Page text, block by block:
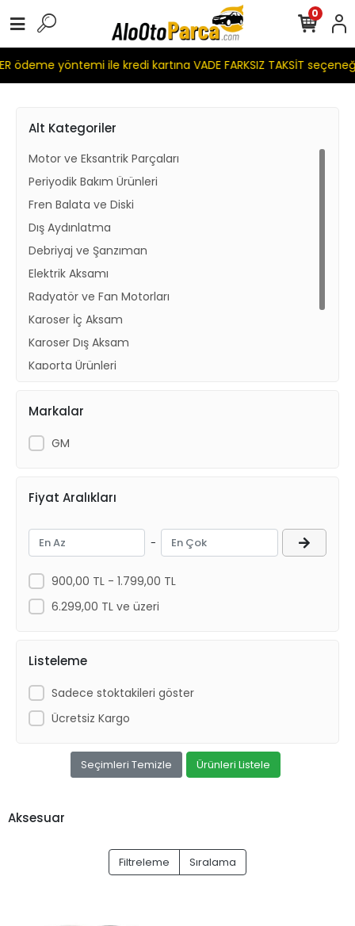
ödeme yöntemi ile kredi kartına VADE FARKSIZ TAKSİT
0
Alt Kategoriler
Motor ve Eksantrik Parçaları
Periyodik Bakım Ürünleri
Fren Balata ve Diski
Dış Aydınlatma
Debriyaj ve Şanzıman
Elektrik Aksamı
Radyatör ve Fan Motorları
Karoser İç Aksam
Karoser Dış Aksam
Kaporta Ürünleri
Ön Takım ve Süspansiyon
Aksesuar
Markalar
GM
Fiyat Aralıkları
-
900,00 TL - 1.799,00 TL
6.299,00 TL ve üzeri
Listeleme
Sadece stoktakileri göster
Ücretsiz Kargo
Seçimleri Temizle Ürünleri Listele
Aksesuar
Filtreleme Sıralama